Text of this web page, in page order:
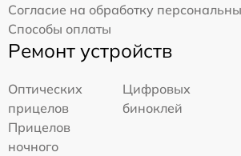
Согласие на обработку
Способы оплаты
Ремонт устройств
Оптических
прицелов
Цифровых
биноклей
Прицелов
ночного